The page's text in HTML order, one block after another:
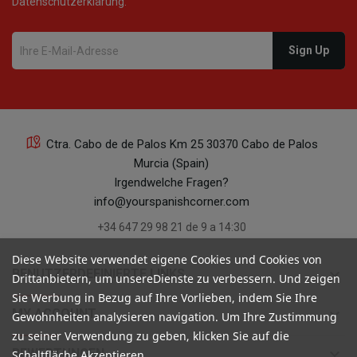
Ctra. Cabo de de Palos Km 25 30370 Cabo de Palos
Murcia (Spain)
Irgendwelche Fragen?
info@yourspanishcorner.com
+34 647 29 98 21 de 9 a 14:30
BENUTZERDEFINIERTE LINKS keyboard_arrow_down
MY ACCOUNT keyboard_arrow_down
BEWERTUNGEN
Diese Website verwendet eigene Cookies und Cookies von
Drittanbietern, um unsereDienste zu verbessern. Und zeigen
Sie Werbung in Bezug auf Ihre Vorlieben, indem Sie Ihre
Gewohnheiten analysieren navigation. Um Ihre Zustimmung
zu seiner Verwendung zu geben, klicken Sie auf die